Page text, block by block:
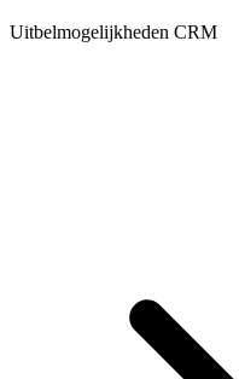
Uitbelmogelijkheden CRM